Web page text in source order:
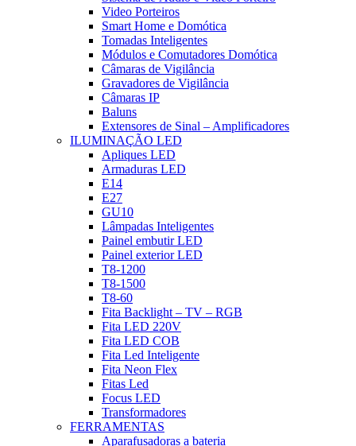
Video Porteiros
Smart Home e Domótica
Tomadas Inteligentes
Módulos e Comutadores Domótica
Câmaras de Vigilância
Gravadores de Vigilância
Câmaras IP
Baluns
Extensores de Sinal – Amplificadores
ILUMINAÇÃO LED
Apliques LED
Armaduras LED
E14
E27
GU10
Lâmpadas Inteligentes
Painel embutir LED
Painel exterior LED
T8-1200
T8-1500
T8-60
Fita Backlight – TV – RGB
Fita LED 220V
Fita LED COB
Fita Led Inteligente
Fita Neon Flex
Fitas Led
Focus LED
Transformadores
FERRAMENTAS
Aparafusadoras a bateria